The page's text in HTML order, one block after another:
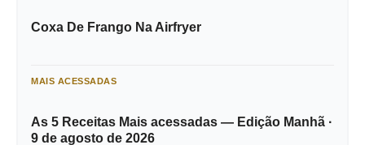
Coxa De Frango Na Airfryer
MAIS ACESSADAS
As 5 Receitas Mais acessadas — Edição Manhã ·
9 de agosto de 2026